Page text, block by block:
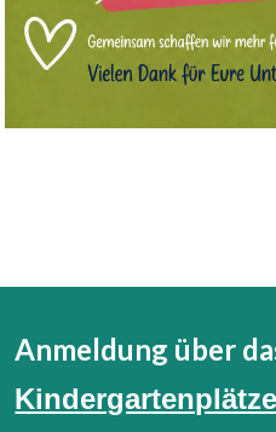
Anmeldung über